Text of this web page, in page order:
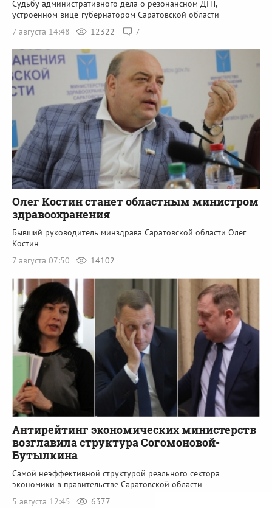
Судьбу административного дела о резонансном ДТП,
устроенном вице-губернатором Саратовской области
7 августа 14:48
12322 7
Олег Костин станет областным министром
здравоохранения
Бывший руководитель минздрава Саратовской области Олег
Костин
7 августа 07:50
14102
Антирейтинг экономических министерств
возглавила структура Согомоновой-
Бутылкина
Самой неэффективной структурой реального сектора
экономики в правительстве Саратовской области
5 августа 12:45
6377